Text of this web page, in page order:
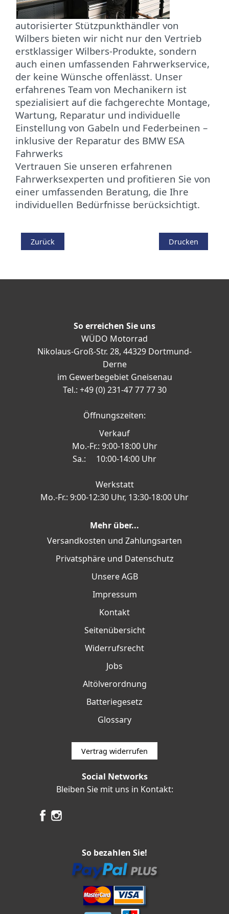
autorisierter Stützpunkthändler von
Wilbers bieten wir nicht nur den Vertrieb
erstklassiger Wilbers-Produkte, sondern
auch einen umfassenden Fahrwerkservice,
der keine Wünsche offenlässt. Unser
erfahrenes Team von Mechanikern ist
spezialisiert auf die fachgerechte Montage,
Wartung, Reparatur und individuelle
Einstellung von Gabeln und Federbeinen –
inklusive der Reparatur des BMW ESA
Fahrwerks
Vertrauen Sie unseren erfahrenen
Fahrwerksexperten und profitieren Sie von
einer umfassenden Beratung, die Ihre
individuellen Bedürfnisse berücksichtigt.
Zurück Drucken
So erreichen Sie uns
WÜDO Motorrad
Nikolaus-Groß-Str. 28, 44329 Dortmund-
Derne
im Gewerbegebiet Gneisenau
Tel.: +49 (0) 231-47 77 77 30
Öffnungszeiten:
Verkauf
Mo.-Fr.: 9:00-18:00 Uhr
Sa.: 10:00-14:00 Uhr
Werkstatt
Mo.-Fr.: 9:00-12:30 Uhr, 13:30-18:00 Uhr
Mehr über...
Versandkosten und Zahlungsarten
Privatsphäre und Datenschutz
Unsere AGB
Impressum
Kontakt
Seitenübersicht
Widerrufsrecht
Jobs
Altölverordnung
Batteriegesetz
Glossary
Vertrag widerrufen
Social Networks
Bleiben Sie mit uns in Kontakt:
So bezahlen Sie!